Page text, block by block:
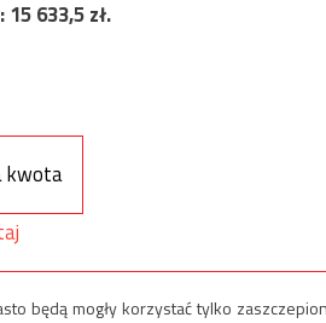
15 633,5zł.
kwota
będą mogły korzystać tylko